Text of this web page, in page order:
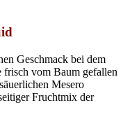
Geschmack bei dem
frisch vom Baum gefallen
Mesero
Fruchtmix der